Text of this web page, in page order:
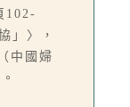
102-
」〉，
中國婦